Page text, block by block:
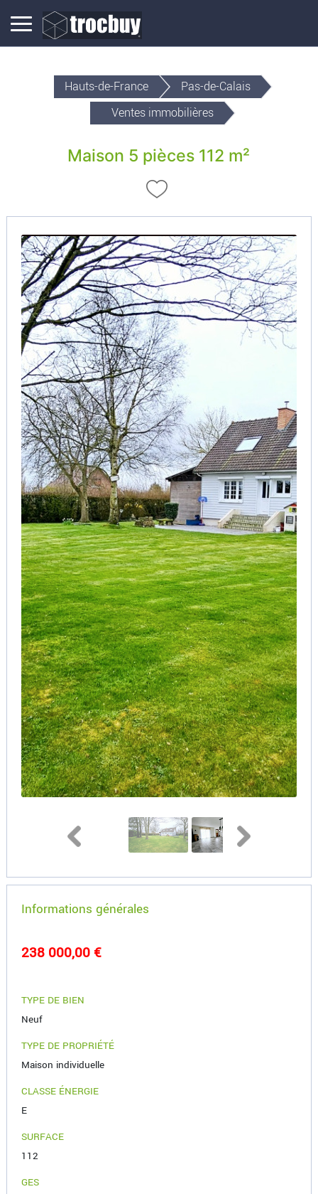
Hauts-de-France
Pas-de-Calais
Ventes immobilières
Maison 5 pièces 112 m²
Informations générales
238 000,00 €
TYPE DE BIEN
Neuf
TYPE DE PROPRIÉTÉ
Maison individuelle
CLASSE ÉNERGIE
E
SURFACE
112
GES